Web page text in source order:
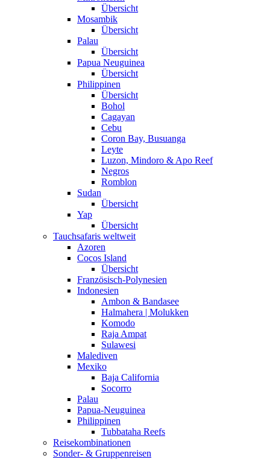
Übersicht
Mosambik
Übersicht
Palau
Übersicht
Papua Neuguinea
Übersicht
Philippinen
Übersicht
Bohol
Cagayan
Cebu
Coron Bay, Busuanga
Leyte
Luzon, Mindoro & Apo Reef
Negros
Romblon
Sudan
Übersicht
Yap
Übersicht
Tauchsafaris weltweit
Azoren
Cocos Island
Übersicht
Französisch-Polynesien
Indonesien
Ambon & Bandasee
Halmahera | Molukken
Komodo
Raja Ampat
Sulawesi
Malediven
Mexiko
Baja California
Socorro
Palau
Papua-Neuguinea
Philippinen
Tubbataha Reefs
Reisekombinationen
Sonder- & Gruppenreisen